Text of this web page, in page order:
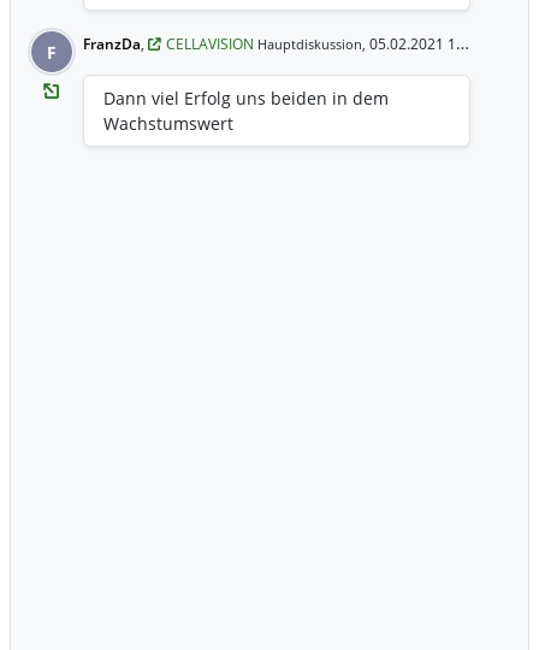
F FranzDa, CELLAVISION Hauptdiskussion, 05.02.2021 18:48 Uhr
Dann viel Erfolg uns beiden in dem
Wachstumswert